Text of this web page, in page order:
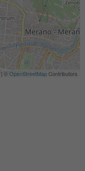
| ©OpenStreetMapContributors